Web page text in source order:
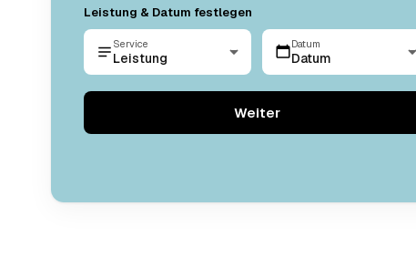
Leistung & Datum festlegen
Service
Leistung
Datum
Datum
Weiter